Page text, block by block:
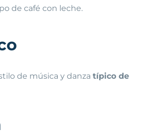
de café con leche.
de música y danza típico de